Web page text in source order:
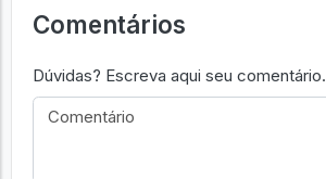
Comentários
Dúvidas? Escreva aqui seu comentário.